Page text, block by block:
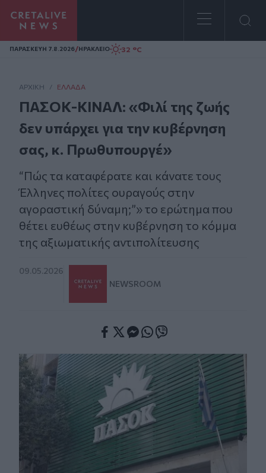
Homepage
ΠΑΡΑΣΚΕΥΗ 7.8.2026/ΗΡΑΚΛΕΙΟ 32 °C
ΑΡΧΙΚΗ / ΕΛΛΆΔΑ
ΠΑΣΟΚ-ΚΙΝΑΛ: «Φιλί της ζωής
δεν υπάρχει για την κυβέρνηση
σας, κ. Πρωθυπουργέ»
“Πώς τα καταφέρατε και κάνατε τους
Έλληνες πολίτες ουραγούς στην
αγοραστική δύναμη;”» το ερώτημα που
θέτει ευθέως στην κυβέρνηση το κόμμα
της αξιωματικής αντιπολίτευσης
09.05.2026
NEWSROOM